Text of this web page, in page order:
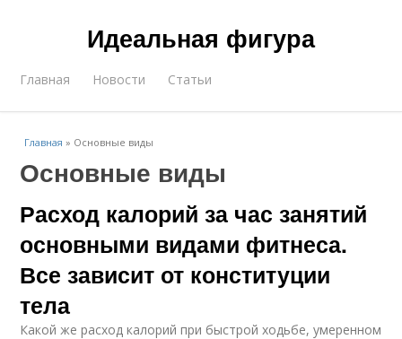
Идеальная фигура
Главная Новости Статьи
Главная » Основные виды
Основные виды
Расход калорий за час занятий
основными видами фитнеса.
Все зависит от конституции
тела
Какой же расход калорий при быстрой ходьбе, умеренном